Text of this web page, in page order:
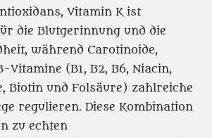
Vitamin K ist
die Blutgerinnung und die
während Carotinoide,
Vitamine (B1, B2, B6, Niacin,
Biotin und Folsäure) zahlreiche
regulieren. Diese Kombination
zu echten